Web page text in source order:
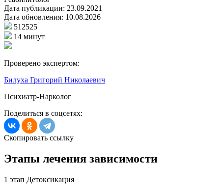
Дата публикации: 23.09.2021
Дата обновления: 10.08.2026
512525
14 минут
Проверено экспертом:
Билуха Григорий Николаевич
Психиатр-Нарколог
Поделиться в соцсетях:
Скопировать ссылку
Этапы лечения зависимости
1 этап Детоксикация